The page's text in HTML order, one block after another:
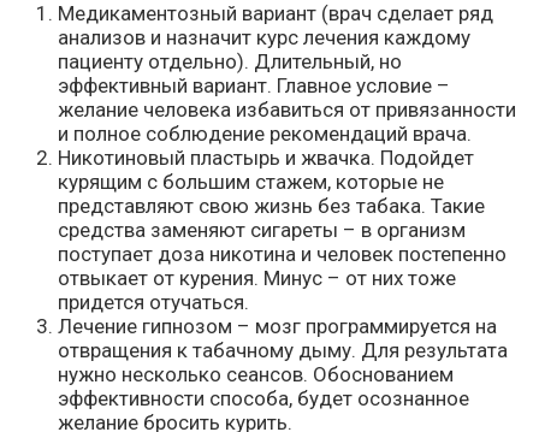
Медикаментозный вариант (врач сделает ряд
анализов и назначит курс лечения каждому
пациенту отдельно). Длительный, но
эффективный вариант. Главное условие –
желание человека избавиться от привязанности
и полное соблюдение рекомендаций врача.
Никотиновый пластырь и жвачка. Подойдет
курящим с большим стажем, которые не
представляют свою жизнь без табака. Такие
средства заменяют сигареты – в организм
поступает доза никотина и человек постепенно
отвыкает от курения. Минус – от них тоже
придется отучаться.
Лечение гипнозом – мозг программируется на
отвращения к табачному дыму. Для результата
нужно несколько сеансов. Обоснованием
эффективности способа, будет осознанное
желание бросить курить.